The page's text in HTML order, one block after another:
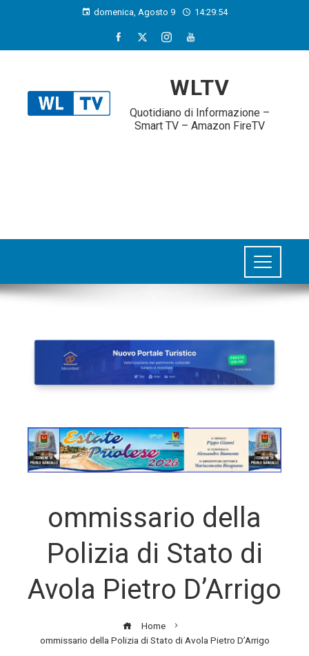
domenica, Agosto 9 14:29:55
WLTV
Quotidiano di Informazione –
Smart TV – Amazon FireTV
ommissario della
Polizia di Stato di
Avola Pietro D’Arrigo
Home
ommissario della Polizia di Stato di Avola Pietro D’Arrigo